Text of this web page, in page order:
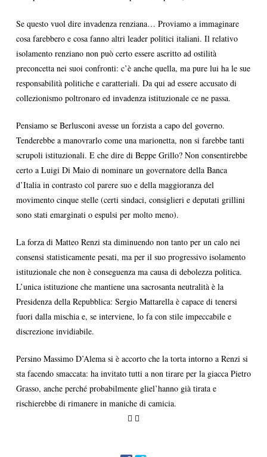
Se questo vuol dire invadenza renziana… Proviamo a immaginare
cosa farebbero e cosa fanno altri leader politici italiani. Il relativo
isolamento renziano non può certo essere ascritto ad ostilità
preconcetta nei suoi confronti: c’è anche quella, ma pure lui ha le sue
responsabilità politiche e caratteriali. Da qui ad essere accusato di
collezionismo poltronaro ed invadenza istituzionale ce ne passa.
Pensiamo se Berlusconi avesse un forzista a capo del governo.
Tenderebbe a manovrarlo come una marionetta, non si farebbe tanti
scrupoli istituzionali. E che dire di Beppe Grillo? Non consentirebbe
certo a Luigi Di Maio di nominare un governatore della Banca
d’Italia in contrasto col parere suo e della maggioranza del
movimento cinque stelle (certi sindaci, consiglieri e deputati grillini
sono stati emarginati o espulsi per molto meno).
La forza di Matteo Renzi sta diminuendo non tanto per un calo nei
consensi statisticamente pesati, ma per il suo progressivo isolamento
istituzionale che non è conseguenza ma causa di debolezza politica.
L’unica istituzione che mantiene una sacrosanta neutralità è la
Presidenza della Repubblica: Sergio Mattarella è capace di tenersi
fuori dalla mischia e, se interviene, lo fa con stile impeccabile e
discrezione invidiabile.
Persino Massimo D’Alema si è accorto che la torta intorno a Renzi si
sta facendo smaccata: ha invitato tutti a non tirare per la giacca Pietro
Grasso, anche perché probabilmente gliel’hanno già tirata e
rischierebbe di rimanere in maniche di camicia.